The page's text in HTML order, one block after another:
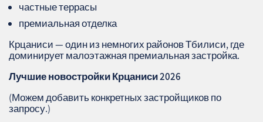
частные террасы
премиальная отделка
Крцаниси — один из немногих районов Тбилиси, где
доминирует малоэтажная премиальная застройка.
Лучшие новостройки Крцаниси 2026
(Можем добавить конкретных застройщиков по
запросу.)